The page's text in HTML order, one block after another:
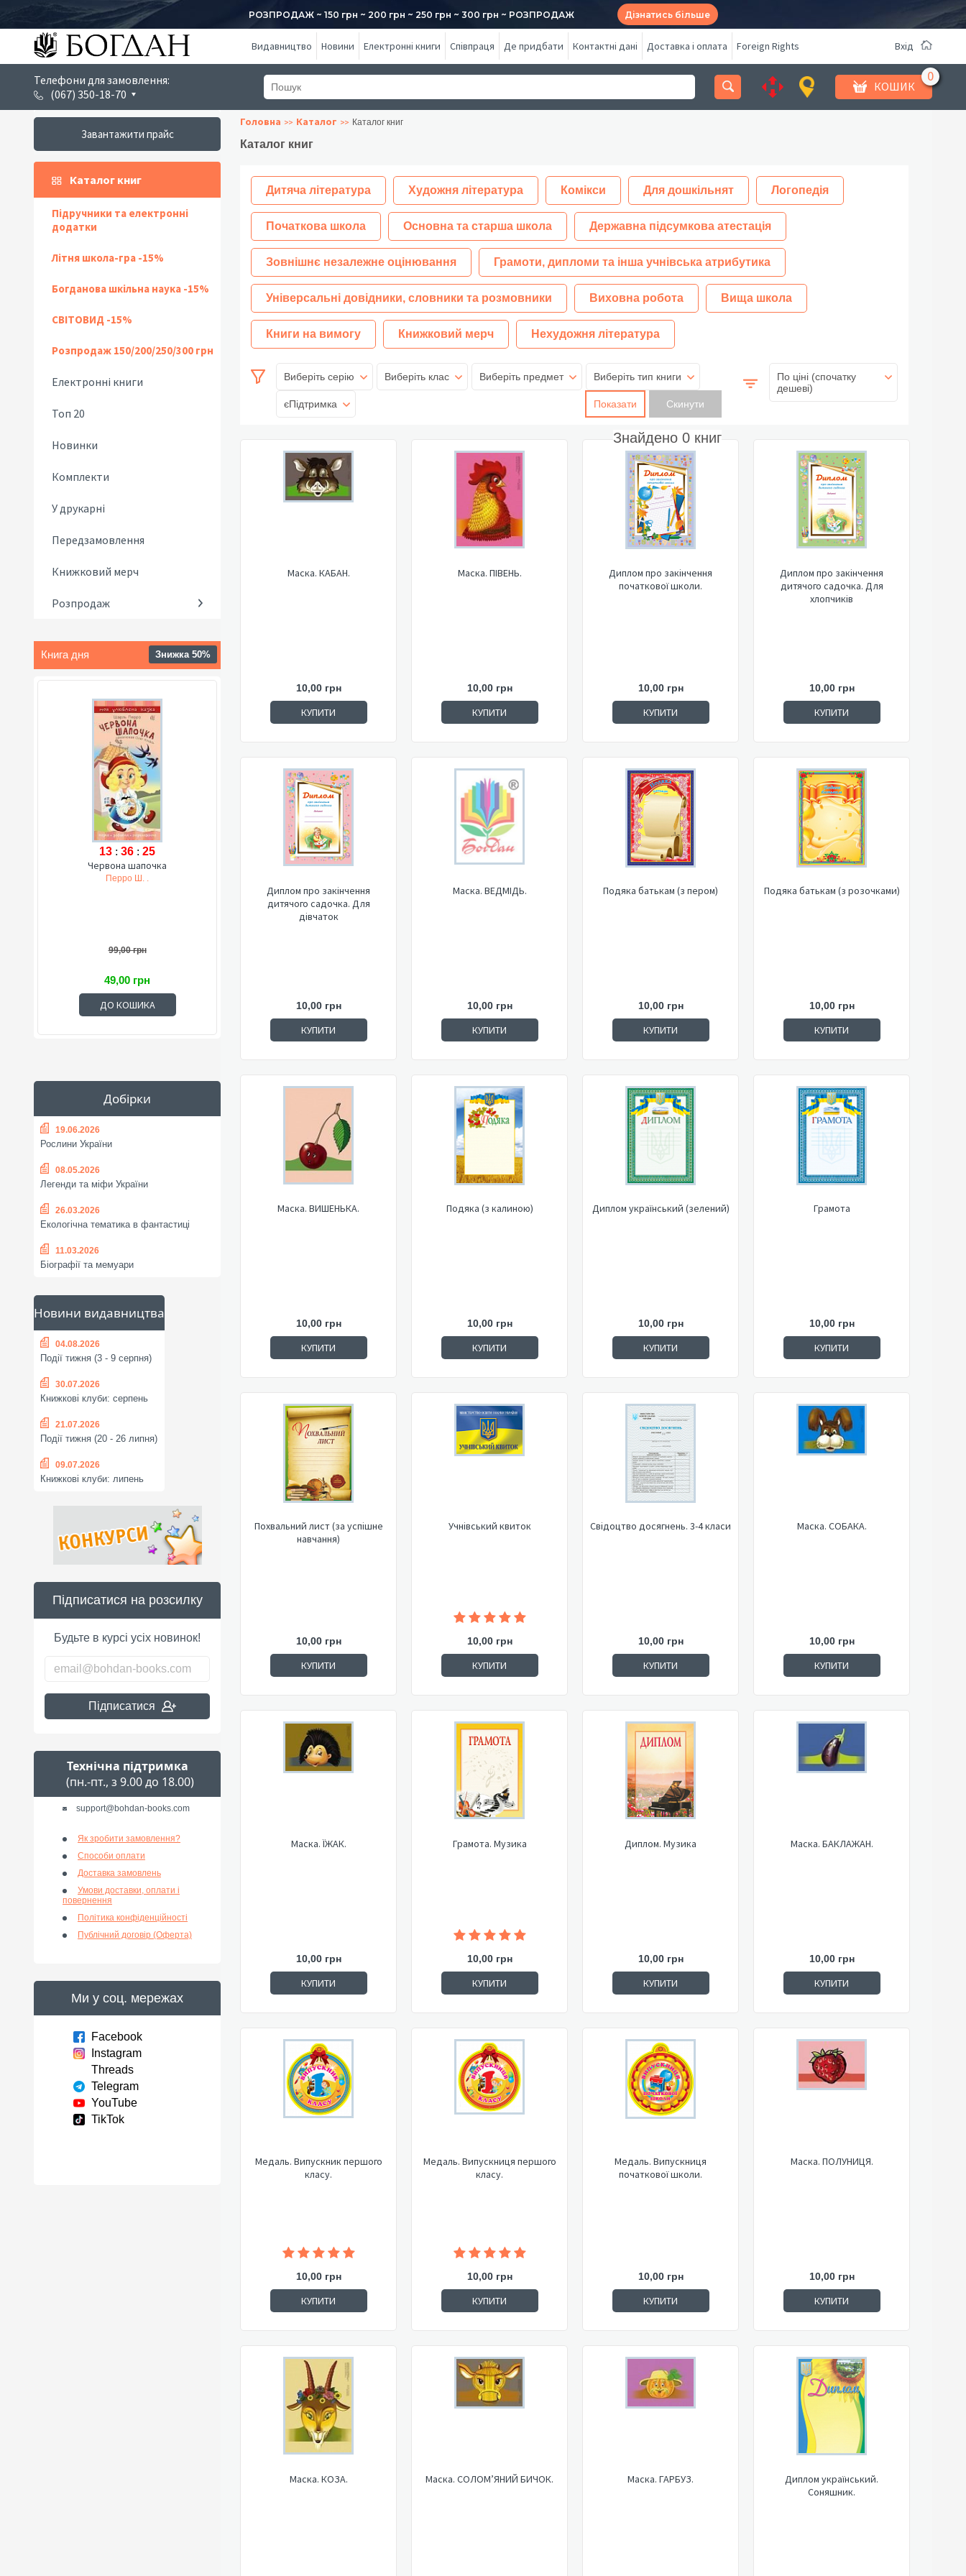
РОЗПРОДАЖ ~ 150 грн ~ 200 грн ~ 250 грн ~ 300 грн ~ РОЗПРОДАЖ Дізнатись більше
Видавництво Новини Електронні книги Співпраця Де придбати Контактні дані Доставка і оплата Foreign Rights Вхід
Телефони для замовлення:
(067) 350-18-70
КОШИК
Завантажити прайс
Каталог книг
Підручники та електронні
додатки
Літня школа-гра -15%
Богданова шкільна наука -15%
СВІТОВИД -15%
Розпродаж 150/200/250/300 грн
Електронні книги
Топ 20
Новинки
Комплекти
У друкарні
Передзамовлення
Книжковий мерч
Розпродаж
Книга дня Знижка 50%
13 : 36 : 24
Червона шапочка
Перро Ш. .
99,00 грн
49,00 грн
ДО КОШИКА
Добірки
19.06.2026
Рослини України
08.05.2026
Легенди та міфи України
26.03.2026
Екологічна тематика в фантастиці
11.03.2026
Біографії та мемуари
Новини видавництва
04.08.2026
Події тижня (3 - 9 серпня)
30.07.2026
Книжкові клуби: серпень
21.07.2026
Події тижня (20 - 26 липня)
09.07.2026
Книжкові клуби: липень
Підписатися на розсилку
Будьте в курсі усіх новинок!
Підписатися
Технічна підтримка
(пн.-пт., з 9.00 до 18.00)
support@bohdan-books.com
Як зробити замовлення?
Способи оплати
Доставка замовлень
Умови доставки, оплати і
повернення
Політика конфіденційності
Публічний договір (Оферта)
Ми у соц. мережах
Facebook
Instagram
Threads
Telegram
YouTube
TikTok
Головна Каталог Каталог книг
Каталог книг
Дитяча література Художня література Комікси Для дошкільнят Логопедія
Початкова школа Основна та старша школа Державна підсумкова атестація
Зовнішнє незалежне оцінювання Грамоти, дипломи та інша учнівська атрибутика
Універсальні довідники, словники та розмовники Виховна робота Вища школа
Книги на вимогу Книжковий мерч Нехудожня література
Виберіть серію Виберіть клас Виберіть предмет Виберіть тип книги
єПідтримка Показати
Знайдено 0 книг
По ціні (спочатку
дешеві)
Маска. КАБАН.
10,00 грн
КУПИТИ
Маска. ПІВЕНЬ.
10,00 грн
КУПИТИ
Диплом про закінчення
початкової школи.
10,00 грн
КУПИТИ
Диплом про закінчення
дитячого садочка. Для
хлопчиків
10,00 грн
КУПИТИ
Диплом про закінчення
дитячого садочка. Для
дівчаток
10,00 грн
КУПИТИ
Маска. ВЕДМІДЬ.
10,00 грн
КУПИТИ
Подяка батькам (з пером)
10,00 грн
КУПИТИ
Подяка батькам (з розочками)
10,00 грн
КУПИТИ
Маска. ВИШЕНЬКА.
10,00 грн
КУПИТИ
Подяка (з калиною)
10,00 грн
КУПИТИ
Диплом український (зелений)
10,00 грн
КУПИТИ
Грамота
10,00 грн
КУПИТИ
Похвальний лист (за успішне
навчання)
10,00 грн
КУПИТИ
Учнівський квиток
10,00 грн
КУПИТИ
Свідоцтво досягнень. 3-4 класи
10,00 грн
КУПИТИ
Маска. СОБАКА.
10,00 грн
КУПИТИ
Маска. ЇЖАК.
10,00 грн
КУПИТИ
Грамота. Музика
10,00 грн
КУПИТИ
Диплом. Музика
10,00 грн
КУПИТИ
Маска. БАКЛАЖАН.
10,00 грн
КУПИТИ
Медаль. Випускник першого
класу.
10,00 грн
КУПИТИ
Медаль. Випускниця першого
класу.
10,00 грн
КУПИТИ
Медаль. Випускниця
початкової школи.
10,00 грн
КУПИТИ
Маска. ПОЛУНИЦЯ.
10,00 грн
КУПИТИ
Маска. КОЗА. Маска. СОЛОМ’ЯНИЙ БИЧОК. Маска. ГАРБУЗ.
Диплом український.
Соняшник.